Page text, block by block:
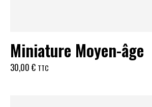
Miniature Moyen-âge
30,00 € TTC